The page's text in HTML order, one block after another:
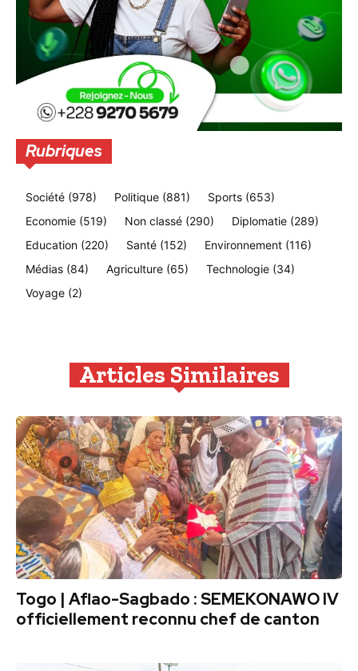
Rubriques
Société (978) Politique (881) Sports (653)
Economie (519) Non classé (290) Diplomatie (289)
Education (220) Santé (152) Environnement (116)
Médias (84) Agriculture (65) Technologie (34)
Voyage (2)
Articles Similaires
Togo | Aflao-Sagbado : SEMEKONAWO IV
officiellement reconnu chef de canton